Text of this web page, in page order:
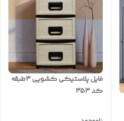
فایل پلاستیکی کشویی 3طبقه
کد 353